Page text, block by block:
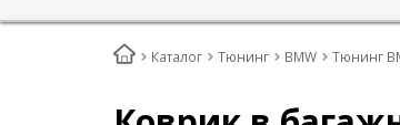
Каталог Тюнинг BMW Тюнинг